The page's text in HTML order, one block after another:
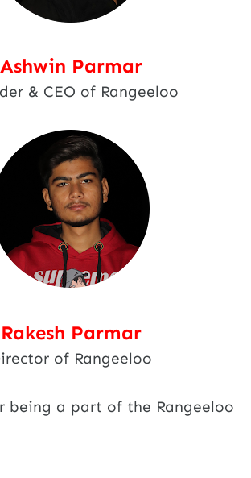
Ashwin Parmar
& CEO of Rangeeloo
Rakesh Parmar
of Rangeeloo
being a part of the Rangeeloo